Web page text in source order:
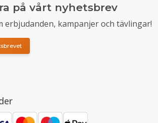
på vårt nyhetsbrev
erbjudanden, kampanjer och tävlingar!